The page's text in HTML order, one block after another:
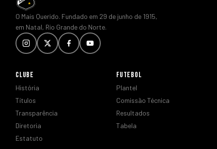
O Mais Querido. Fundado em 29 de junho de 1915,
em Natal, Rio Grande do Norte.
CLUBE
História
Títulos
Transparência
Diretoria
Estatuto
FUTEBOL
Plantel
Comissão Técnica
Resultados
Tabela